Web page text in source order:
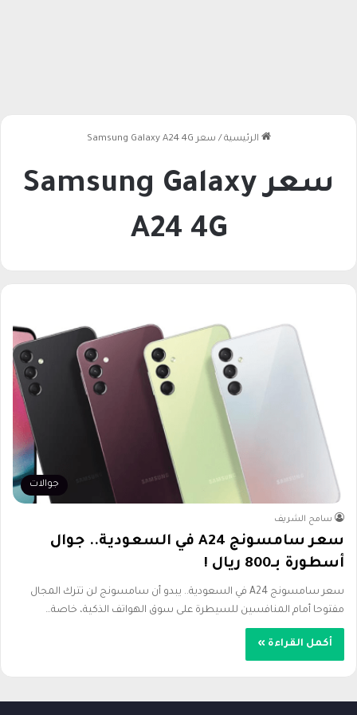
الرئيسية / سعر Samsung Galaxy A24 4G
سعر Samsung Galaxy
A24 4G
جوالات
سامح الشريف
سعر سامسونج A24 في السعودية.. جوال
أسطورة بـ800 ريال !
سعر سامسونج A24 في السعودية.. يبدو أن سامسونج لن تترك المجال
مفتوحا أمام المنافسين للسيطرة على سوق الهواتف الذكية، خاصة…
أكمل القراءة »